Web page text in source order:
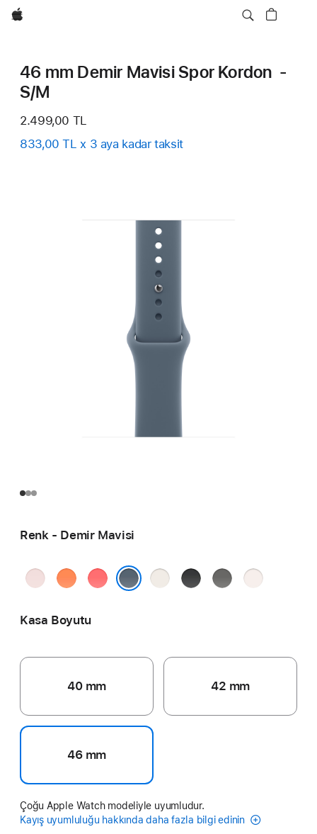
wzlhp
46 mm Demir Mavisi Spor Kordon -
S/M
2.499,00 TL
833,00 TL x 3 aya kadar taksit
Renk - Demir Mavisi
Açık Pembe
MandalinaParlak GuavaYıldız Işığı
Siyah
Taş
Bulut
Kasa Boyutu
40 mm 42 mm
46 mm
Çoğu Apple Watch modeliyle uyumludur.
Kayış uyumluluğu hakkında daha fazla bilgi edinin